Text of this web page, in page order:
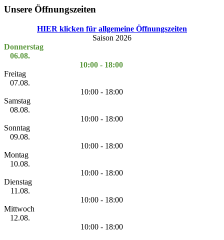
Unsere Öffnungszeiten
HIER klicken für allgemeine Öffnungszeiten
Saison 2026
Donnerstag
06.08.
10:00 - 18:00
Freitag
07.08.
10:00 - 18:00
Samstag
08.08.
10:00 - 18:00
Sonntag
09.08.
10:00 - 18:00
Montag
10.08.
10:00 - 18:00
Dienstag
11.08.
10:00 - 18:00
Mittwoch
12.08.
10:00 - 18:00